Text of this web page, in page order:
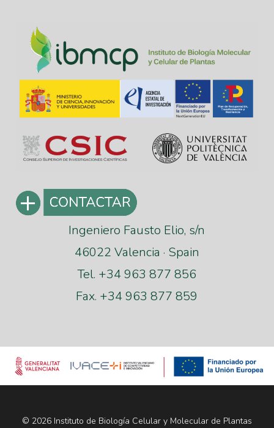
Ingeniero Fausto Elio, s/n
46022 Valencia · Spain
Tel. +34 963 877 856
Fax. +34 963 877 859
© 2026 Instituto de Biología Celular y Molecular de Plantas